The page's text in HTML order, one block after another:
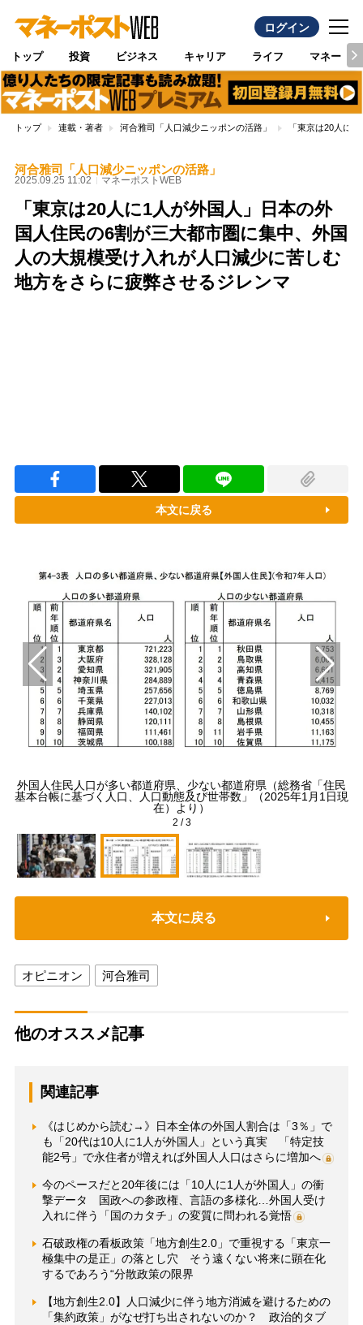
ログイン
トップ 投資 ビジネス キャリア ライフ マネー
トップ 連載・著者 河合雅司「人口減少ニッポンの活路」 「東京は20人に
河合雅司「人口減少ニッポンの活路」
2025.09.25 11:02 マネーポストWEB
「東京は20人に1人が外国人」日本の外
国人住民の6割が三大都市圏に集中、外国
人の大規模受け入れが人口減少に苦しむ
地方をさらに疲弊させるジレンマ
本文に戻る
外国人住民人口が多い都道府県、少ない都道府県（総務省「住民
基本台帳に基づく人口、人口動態及び世帯数」（2025年1月1日現
在）より）
民
2 /3
本文に戻る
オピニオン 河合雅司
他のオススメ記事
関連記事
《はじめから読む→》日本全体の外国人割合は「3％」で
も「20代は10人に1人が外国人」という真実 「特定技
能2号」で永住者が増えれば外国人人口はさらに増加へ
今のペースだと20年後には「10人に1人が外国人」の衝
撃データ 国政への参政権、言語の多様化…外国人受け
入れに伴う「国のカタチ」の変質に問われる覚悟
石破政権の看板政策「地方創生2.0」で重視する「東京一
極集中の是正」の落とし穴 そう遠くない将来に顕在化
するであろう“分散政策の限界
【地方創生2.0】人口減少に伴う地方消滅を避けるための
「集約政策」がなぜ打ち出されないのか？ 政治的タブ